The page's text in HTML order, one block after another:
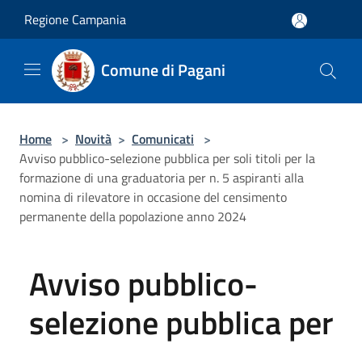
Regione Campania
Comune di Pagani
Home > Novità > Comunicati >
Avviso pubblico-selezione pubblica per soli titoli per la
formazione di una graduatoria per n. 5 aspiranti alla
nomina di rilevatore in occasione del censimento
permanente della popolazione anno 2024
Avviso pubblico-
selezione pubblica per